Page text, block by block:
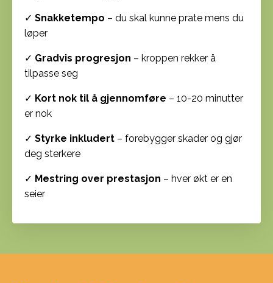
✓ Snakketempo – du skal kunne prate mens du
løper
✓ Gradvis progresjon – kroppen rekker å
tilpasse seg
✓ Kort nok til å gjennomføre – 10-20 minutter
er nok
✓ Styrke inkludert – forebygger skader og gjør
deg sterkere
✓ Mestring over prestasjon – hver økt er en
seier